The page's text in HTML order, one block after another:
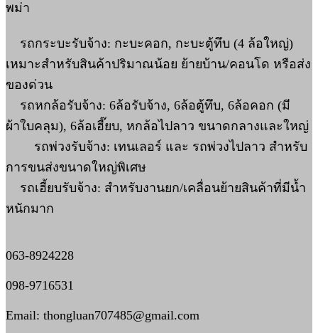
พม่า
รถกระบะรับจ้าง: กะบะคอก, กะบะตู้ทึบ (4 ล้อใหญ่)
เหมาะสำหรับสินค้าปริมาณน้อย ย้ายบ้าน/คอนโด หรือส่ง
ของด่วน
รถหกล้อรับจ้าง: 6ล้อรับจ้าง, 6ล้อตู้ทึบ, 6ล้อคอก (มี
ผ้าใบคลุม), 6ล้อเฮี๊ยบ, หกล้อไปลาว ขนาดกลางและใหญ่
รถพ่วงรับจ้าง: เทนเลอร์ และ รถพ่วงไปลาว สำหรับ
การขนส่งขนาดใหญ่พิเศษ
รถเฮี้ยบรับจ้าง: สำหรับงานยก/เคลื่อนย้ายสินค้าที่มีน้ำ
หนักมาก
063-8924228
098-9716531
Email: thongluan707485@gmail.com